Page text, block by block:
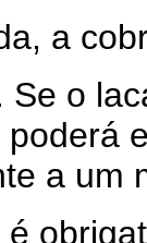
a
o
a um